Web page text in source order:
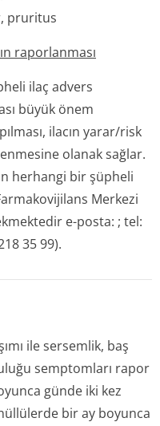
pruritus
raporlanması
ilaç advers
büyük önem
ilacın yarar/risk
olanak sağlar.
herhangi bir şüpheli
Merkezi
e-posta: ; tel:
35 99).
ile sersemlik, baş
semptomları rapor
günde iki kez
bir ay boyunca